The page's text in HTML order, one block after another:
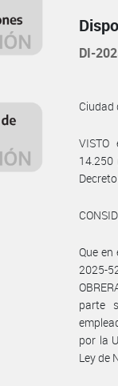
DI-
Ciudad
VISTO
14.250
Que en
2025-
parte
por la
Ley de